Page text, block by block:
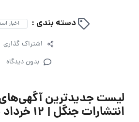
دسته بندی : اخبار
اشتراک گذاری
بدون دیدگاه
لیست جدیدترین
انتشارات جنگل | ۱۲ خرداد ۱۴۰۵